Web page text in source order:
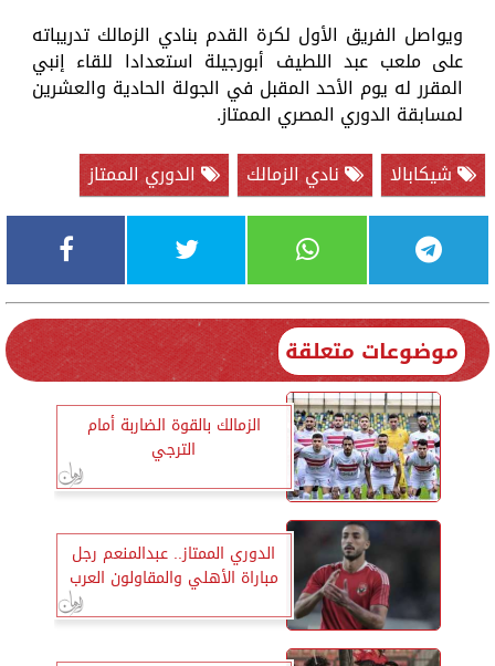
ويواصل الفريق الأول لكرة القدم بنادي الزمالك تدريباته
على ملعب عبد اللطيف أبورجيلة استعدادا للقاء إنبي
المقرر له يوم الأحد المقبل في الجولة الحادية والعشرين
لمسابقة الدوري المصري الممتاز.
شيكابالا
نادي الزمالك الدوري الممتاز
موضوعات متعلقة
الزمالك بالقوة الضاربة أمام
الترجي
الدوري الممتاز.. عبدالمنعم رجل
مباراة الأهلي والمقاولون العرب